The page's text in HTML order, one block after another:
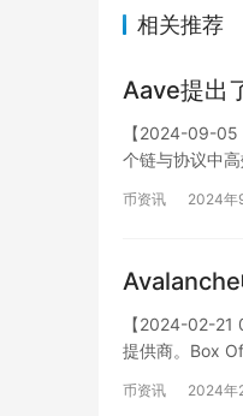
相关推荐
Aave提出
【2024-09-
个链与协议中
币资讯 2024年
【2024-02-
提供商。Box
币资讯 2024年